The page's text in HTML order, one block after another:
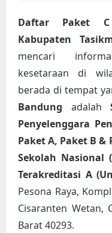
Daftar Paket C
Kabupaten
mencari
kesetaraan di
berada di tempat
Bandung adalah
Penyelenggara
Paket A, Paket B &
Sekolah Nasional
Terakreditasi A
Pesona Raya,
Cisaranten Wetan,
Barat 40293.